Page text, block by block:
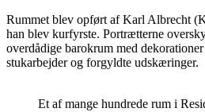
Rummet blev opført af Karl Albrecht
han blev kurfyrste. Portrætterne
overdådige barokrum med
stukarbejder og forgyldte udskæringer.
Et af mange hundrede rum i